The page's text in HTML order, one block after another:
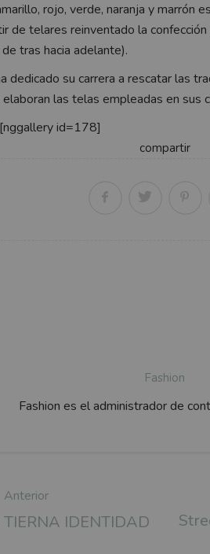
rojo, verde, naranja y marrón
de telares reinventado la
tras hacia adelante).
dedicado su carrera a rescatar las
las telas empleadas en sus
id=178]
compartir
Fashion
Fashion es el administrador de
Anterior
TIERNA IDENTIDAD